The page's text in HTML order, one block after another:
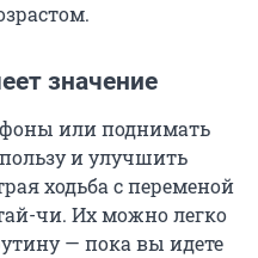
значение
или поднимать
и улучшить
ходьба с переменой
чи. Их можно легко
— пока вы идете